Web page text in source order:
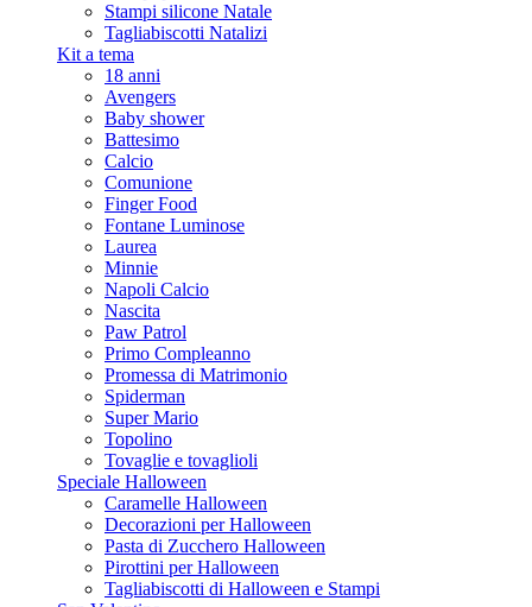
Stampi silicone Natale
Tagliabiscotti Natalizi
Kit a tema
18 anni
Avengers
Baby shower
Battesimo
Calcio
Comunione
Finger Food
Fontane Luminose
Laurea
Minnie
Napoli Calcio
Nascita
Paw Patrol
Primo Compleanno
Promessa di Matrimonio
Spiderman
Super Mario
Topolino
Tovaglie e tovaglioli
Speciale Halloween
Caramelle Halloween
Decorazioni per Halloween
Pasta di Zucchero Halloween
Pirottini per Halloween
Tagliabiscotti di Halloween e Stampi